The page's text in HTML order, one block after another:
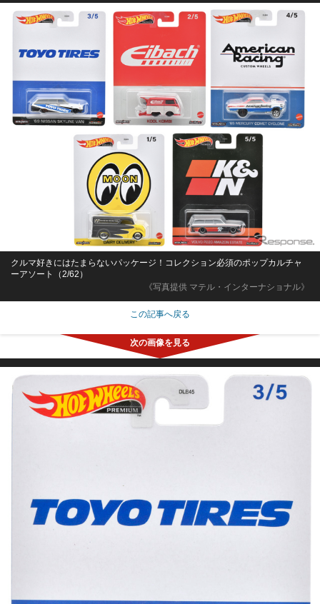
《写真提供 マテル・インターナショナル》
クルマ好きにはたまらないパッケージ！コレクション必須のポップカルチャ
ーアソート（2/62）
この記事へ戻る